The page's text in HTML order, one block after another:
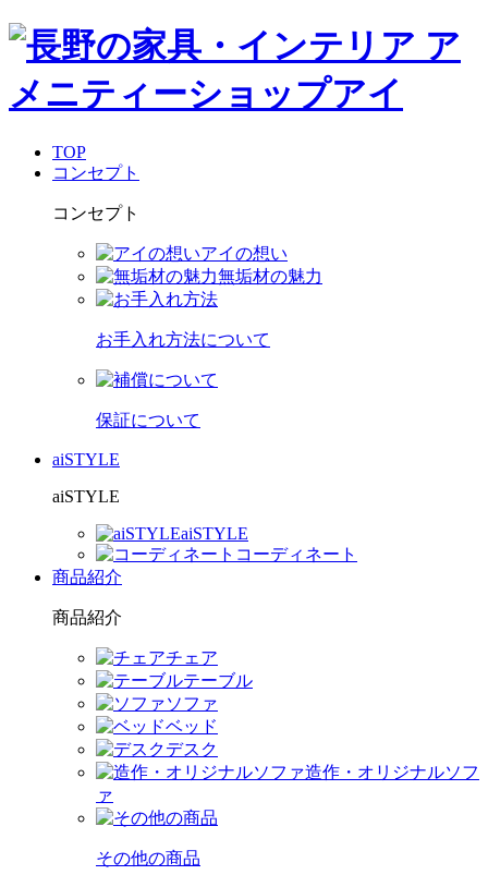
TOP
コンセプト
コンセプト
アイの想い
無垢材の魅力
お手入れ方法について
保証について
aiSTYLE
aiSTYLE
aiSTYLE
コーディネート
商品紹介
商品紹介
チェア
テーブル
ソファ
ベッド
デスク
造作・オリジナルソフ
ァ
その他の商品